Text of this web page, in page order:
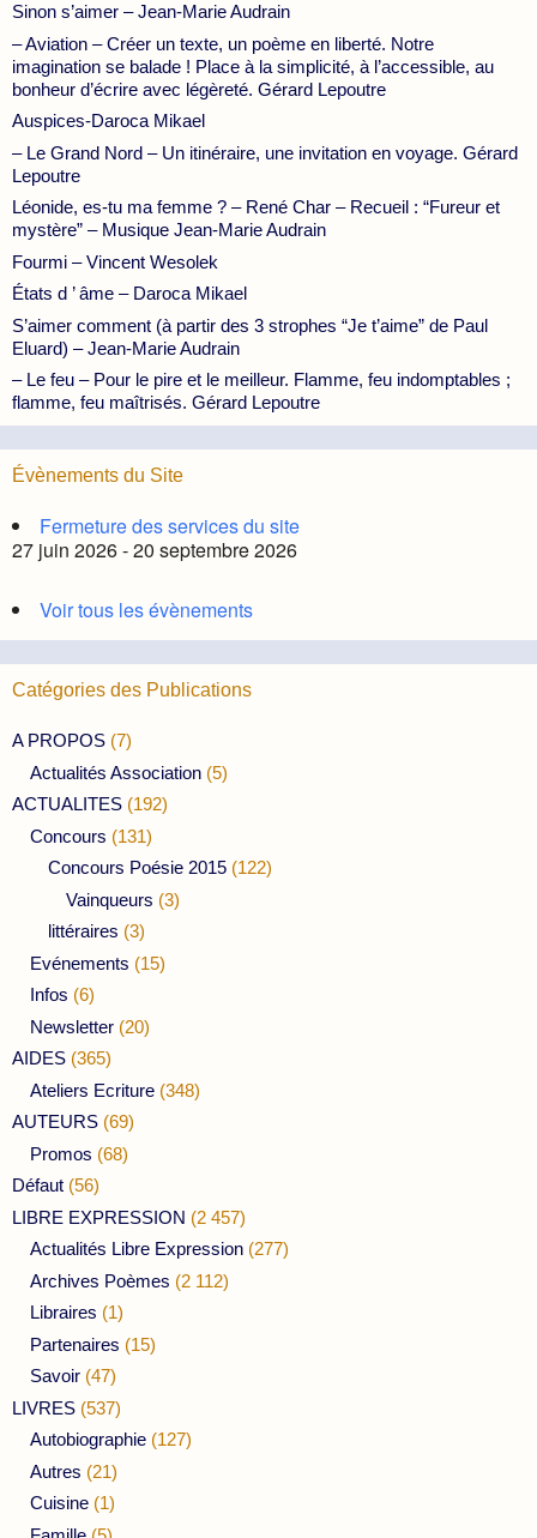
Sinon s’aimer – Jean-Marie Audrain
– Aviation – Créer un texte, un poème en liberté. Notre
imagination se balade ! Place à la simplicité, à l’accessible, au
bonheur d’écrire avec légèreté. Gérard Lepoutre
Auspices-Daroca Mikael
– Le Grand Nord – Un itinéraire, une invitation en voyage. Gérard
Lepoutre
Léonide, es-tu ma femme ? – René Char – Recueil : “Fureur et
mystère” – Musique Jean-Marie Audrain
Fourmi – Vincent Wesolek
États d ’ âme – Daroca Mikael
S’aimer comment (à partir des 3 strophes “Je t’aime” de Paul
Eluard) – Jean-Marie Audrain
– Le feu – Pour le pire et le meilleur. Flamme, feu indomptables ;
flamme, feu maîtrisés. Gérard Lepoutre
Évènements du Site
Fermeture des services du site
27 juin 2026 - 20 septembre 2026
Voir tous les évènements
Catégories des Publications
A PROPOS (7)
Actualités Association (5)
ACTUALITES (192)
Concours (131)
Concours Poésie 2015 (122)
Vainqueurs (3)
littéraires (3)
Evénements (15)
Infos (6)
Newsletter (20)
AIDES (365)
Ateliers Ecriture (348)
AUTEURS (69)
Promos (68)
Défaut (56)
LIBRE EXPRESSION (2 457)
Actualités Libre Expression (277)
Archives Poèmes (2 112)
Libraires (1)
Partenaires (15)
Savoir (47)
LIVRES (537)
Autobiographie (127)
Autres (21)
Cuisine (1)